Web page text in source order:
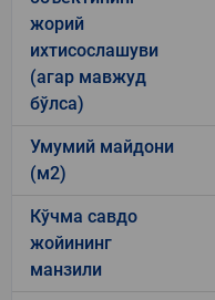
жорий
ихтисослашуви
(агар мавжуд
бўлса)
Умумий майдони
(м2)
Кўчма савдо
жойининг
манзили